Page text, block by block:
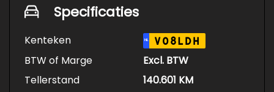
Specificaties
Kenteken NL V08LDH
BTW of Marge
Excl. BTW
Tellerstand
140.601 KM